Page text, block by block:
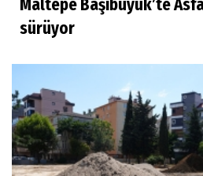
Maltepe Başıbüyük’te
sürüyor